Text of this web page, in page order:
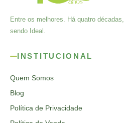
Entre os melhores. Há quatro décadas,
sendo Ideal.
INSTITUCIONAL
Quem Somos
Blog
Política de Privacidade